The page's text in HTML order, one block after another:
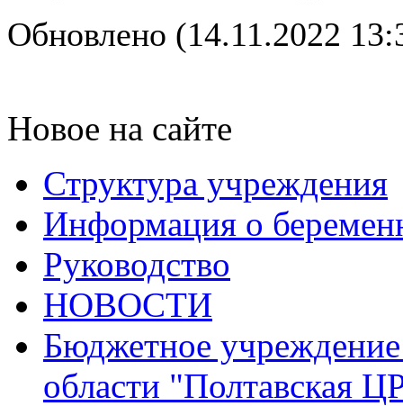
Обновлено (14.11.2022
Новое на сайте
Структура учреждения
Информация о
Руководство
НОВОСТИ
Бюджетное
области "Полтавская